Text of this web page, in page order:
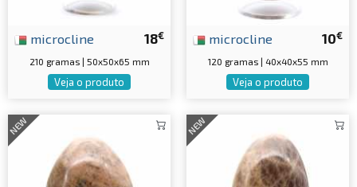
18€
microcline
210 gramas | 50x50x65 mm
Veja o produto
10€
microcline
120 gramas | 40x40x55 mm
Veja o produto
NEW NEW